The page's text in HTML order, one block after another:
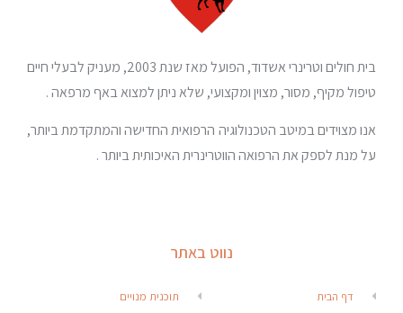
בית חולים וטרינרי אשדוד, הפועל מאז שנת 2003, מעניק לבעלי חיים
טיפול מקיף, מסור, מצוין ומקצועי, שלא ניתן למצוא באף מרפאה .
אנו מצוידים במיטב הטכנולוגיה הרפואית החדישה והמתקדמת ביותר,
על מנת לספק את הרפואה הווטרינרית האיכותית ביותר .
נווט באתר
דף הבית
תוכנית מנויים